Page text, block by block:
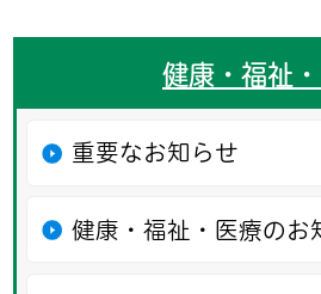
健康・福祉
重要なお知らせ
健康・福祉・医療のお